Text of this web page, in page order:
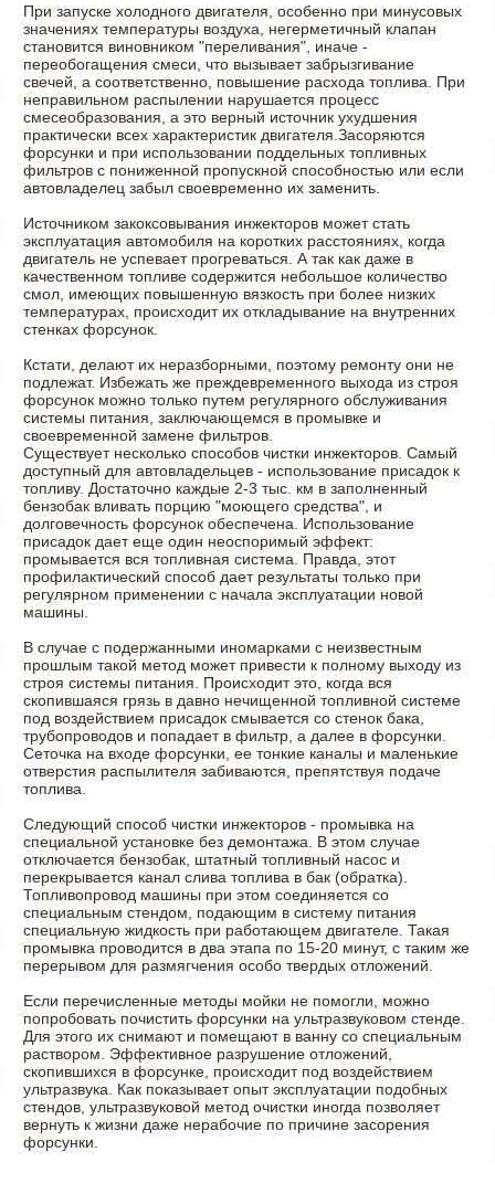
При запуске холодного двигателя, особенно при минусовых
значениях температуры воздуха, негерметичный клапан
становится виновником "переливания", иначе -
переобогащения смеси, что вызывает забрызгивание
свечей, а соответственно, повышение расхода топлива. При
неправильном распылении нарушается процесс
смесеобразования, а это верный источник ухудшения
практически всех характеристик двигателя.Засоряются
форсунки и при использовании поддельных топливных
фильтров с пониженной пропускной способностью или если
автовладелец забыл своевременно их заменить.
Источником закоксовывания инжекторов может стать
эксплуатация автомобиля на коротких расстояниях, когда
двигатель не успевает прогреваться. А так как даже в
качественном топливе содержится небольшое количество
смол, имеющих повышенную вязкость при более низких
температурах, происходит их откладывание на внутренних
стенках форсунок.
Кстати, делают их неразборными, поэтому ремонту они не
подлежат. Избежать же преждевременного выхода из строя
форсунок можно только путем регулярного обслуживания
системы питания, заключающемся в промывке и
своевременной замене фильтров.
Существует несколько способов чистки инжекторов. Самый
доступный для автовладельцев - использование присадок к
топливу. Достаточно каждые 2-3 тыс. км в заполненный
бензобак вливать порцию "моющего средства", и
долговечность форсунок обеспечена. Использование
присадок дает еще один неоспоримый эффект:
промывается вся топливная система. Правда, этот
профилактический способ дает результаты только при
регулярном применении с начала эксплуатации новой
машины.
В случае с подержанными иномарками с неизвестным
прошлым такой метод может привести к полному выходу из
строя системы питания. Происходит это, когда вся
скопившаяся грязь в давно нечищенной топливной системе
под воздействием присадок смывается со стенок бака,
трубопроводов и попадает в фильтр, а далее в форсунки.
Сеточка на входе форсунки, ее тонкие каналы и маленькие
отверстия распылителя забиваются, препятствуя подаче
топлива.
Следующий способ чистки инжекторов - промывка на
специальной установке без демонтажа. В этом случае
отключается бензобак, штатный топливный насос и
перекрывается канал слива топлива в бак (обратка).
Топливопровод машины при этом соединяется со
специальным стендом, подающим в систему питания
специальную жидкость при работающем двигателе. Такая
промывка проводится в два этапа по 15-20 минут, с таким же
перерывом для размягчения особо твердых отложений.
Если перечисленные методы мойки не помогли, можно
попробовать почистить форсунки на ультразвуковом стенде.
Для этого их снимают и помещают в ванну со специальным
раствором. Эффективное разрушение отложений,
скопившихся в форсунке, происходит под воздействием
ультразвука. Как показывает опыт эксплуатации подобных
стендов, ультразвуковой метод очистки иногда позволяет
вернуть к жизни даже нерабочие по причине засорения
форсунки.